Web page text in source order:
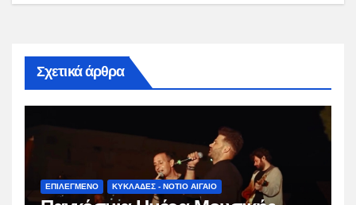
Σχετικά άρθρα
ΕΠΙΛΕΓΜΕΝΟ ΚΥΚΛΑΔΕΣ - ΝΟΤΙΟ ΑΙΓΑΙΟ